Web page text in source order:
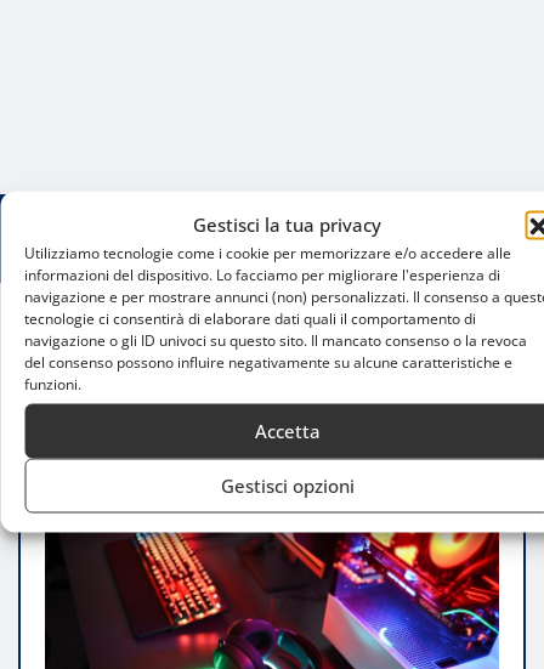
Gestisci la tua privacy
Utilizziamo tecnologie come i cookie per memorizzare e/o accedere alle
informazioni del dispositivo. Lo facciamo per migliorare l'esperienza di
navigazione e per mostrare annunci (non) personalizzati. Il consenso a
tecnologie ci consentirà di elaborare dati quali il comportamento di
navigazione o gli ID univoci su questo sito. Il mancato consenso o la revoca
del consenso possono influire negativamente su alcune caratteristiche e
funzioni.
Accetta
Gestisci opzioni
Home
Streaming eSport a Milano: i luoghi dove il gaming
si fa spettacolo